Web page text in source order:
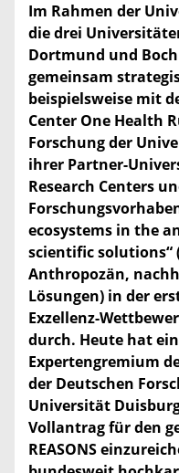
Im Rahmen der
die drei
Dortmund und
gemeinsam
beispielsweise mit
Center One Health
Forschung der
ihrer Partner-
Research Centers
ecosystems in the
scientific solutions“
Anthropozän,
Lösungen) in der
Exzellenz-
durch. Heute hat
Expertengremium
der Deutschen
Universität
Vollantrag für den
REASONS